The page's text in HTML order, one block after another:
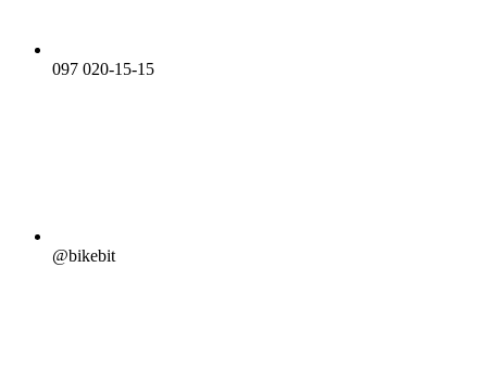
097 020-15-15
@bikebit